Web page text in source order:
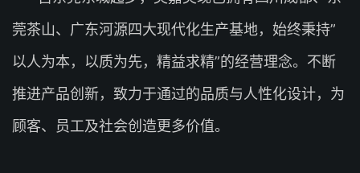
莞茶山、广东河源四大现代化生产基地，始终秉持”
以人为本，以质为先，精益求精”的经营理念。不断
推进产品创新，致力于通过的品质与人性化设计，为
顾客、员工及社会创造更多价值。